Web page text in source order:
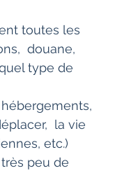
toutes les
douane,
type de
la vie
etc.)
peu de